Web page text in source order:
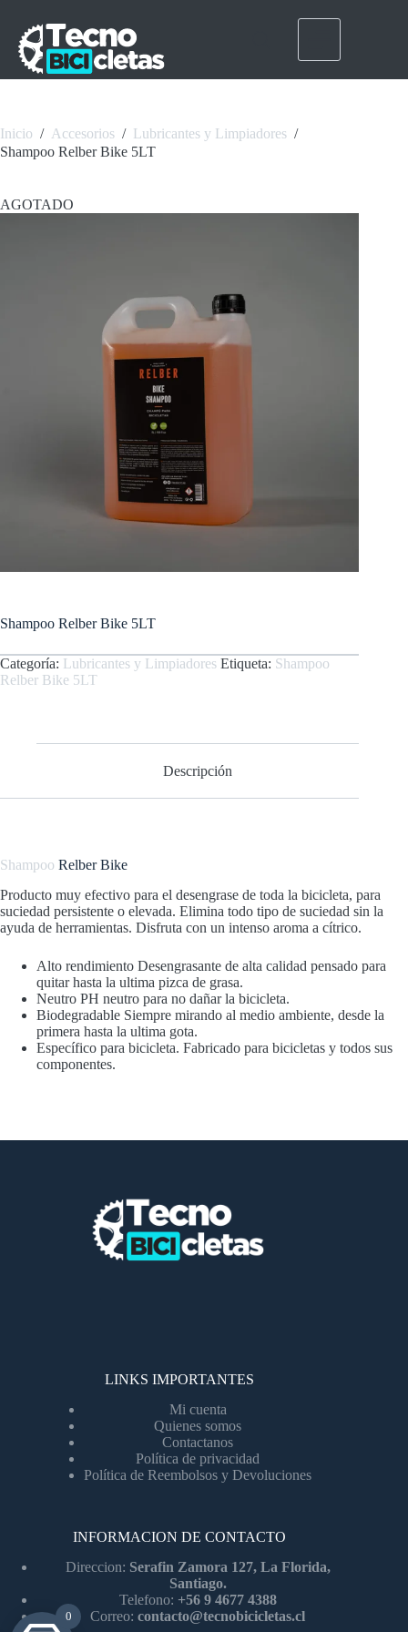
contenido
Inicio / Accesorios / Lubricantes y Limpiadores /
Shampoo Relber Bike 5LT
AGOTADO
Shampoo Relber Bike 5LT
Categoría: Lubricantes y Limpiadores Etiqueta: Shampoo
Relber Bike 5LT
Descripción
Shampoo Relber Bike
Producto muy efectivo para el desengrase de toda la bicicleta, para
suciedad persistente o elevada. Elimina todo tipo de suciedad sin la
ayuda de herramientas. Disfruta con un intenso aroma a cítrico.
Alto rendimiento Desengrasante de alta calidad pensado para
quitar hasta la ultima pizca de grasa.
Neutro PH neutro para no dañar la bicicleta.
Biodegradable Siempre mirando al medio ambiente, desde la
primera hasta la ultima gota.
Específico para bicicleta. Fabricado para bicicletas y todos sus
componentes.
LINKS IMPORTANTES
Mi cuenta
Quienes somos
Contactanos
Política de privacidad
Política de Reembolsos y Devoluciones
INFORMACION DE CONTACTO
Direccion: Serafin Zamora 127, La Florida,
Santiago.
Telefono: +56 9 4677 4388
Correo:contacto@tecnobicicletas.cl
0